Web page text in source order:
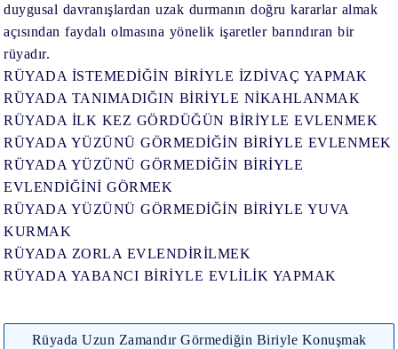
duygusal davranışlardan uzak durmanın doğru kararlar almak
açısından faydalı olmasına yönelik işaretler barındıran bir
rüyadır.
RÜYADA İSTEMEDİĞİN BİRİYLE İZDİVAÇ YAPMAK
RÜYADA TANIMADIĞIN BİRİYLE NİKAHLANMAK
RÜYADA İLK KEZ GÖRDÜĞÜN BİRİYLE EVLENMEK
RÜYADA YÜZÜNÜ GÖRMEDİĞİN BİRİYLE EVLENMEK
RÜYADA YÜZÜNÜ GÖRMEDİĞİN BİRİYLE
EVLENDİĞİNİ GÖRMEK
RÜYADA YÜZÜNÜ GÖRMEDİĞİN BİRİYLE YUVA
KURMAK
RÜYADA ZORLA EVLENDİRİLMEK
RÜYADA YABANCI BİRİYLE EVLİLİK YAPMAK
Rüyada Uzun Zamandır Görmediğin Biriyle Konuşmak